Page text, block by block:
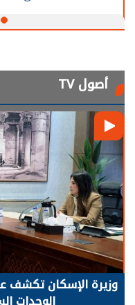
أصول TV
وزيرة الإسكان تكشف